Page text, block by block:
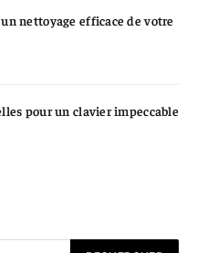
nettoyage efficace de votre
pour un clavier impeccable